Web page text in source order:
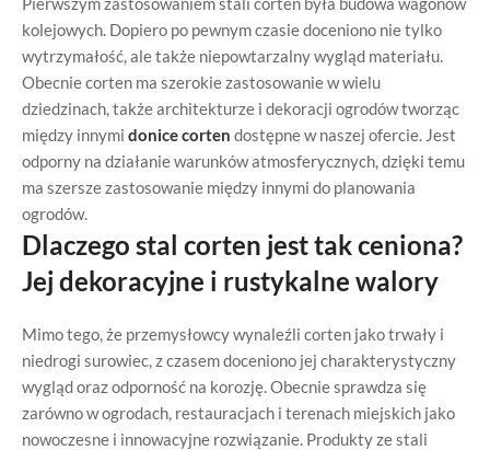
kolejowych. Dopiero po pewnym czasie doceniono nie tylko
wytrzymałość, ale także niepowtarzalny wygląd materiału.
Obecnie corten ma szerokie zastosowanie w wielu
dziedzinach, także architekturze i dekoracji ogrodów tworząc
między innymi donice corten dostępne w naszej ofercie. Jest
odporny na działanie warunków atmosferycznych, dzięki temu
ma szersze zastosowanie między innymi do planowania
ogrodów.
Dlaczego stal corten jest tak ceniona?
Jej dekoracyjne i rustykalne walory
Mimo tego, że przemysłowcy wynaleźli corten jako trwały i
niedrogi surowiec, z czasem doceniono jej charakterystyczny
wygląd oraz odporność na korozję. Obecnie sprawdza się
zarówno w ogrodach, restauracjach i terenach miejskich jako
nowoczesne i innowacyjne rozwiązanie. Produkty ze stali